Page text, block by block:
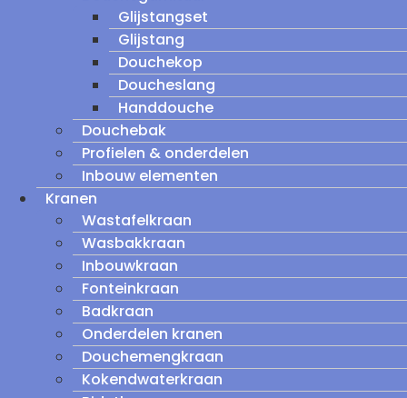
Glijstangset
Glijstang
Douchekop
Doucheslang
Handdouche
Douchebak
Profielen & onderdelen
Inbouw elementen
Kranen
Wastafelkraan
Wasbakkraan
Inbouwkraan
Fonteinkraan
Badkraan
Onderdelen kranen
Douchemengkraan
Kokendwaterkraan